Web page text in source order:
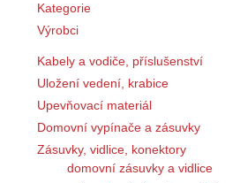
Kategorie
Výrobci
Kabely a vodiče, příslušenství
Uložení vedení, krabice
Upevňovací materiál
Domovní vypínače a zásuvky
Zásuvky, vidlice, konektory
domovní zásuvky a vidlice